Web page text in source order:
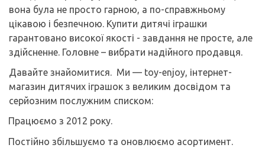
вона була не просто гарною, а по-справжньому
цікавою і безпечною. Купити дитячі іграшки
гарантовано високої якості - завдання не просте, але
здійсненне. Головне – вибрати надійного продавця.
Давайте знайомитися. Ми — toy-enjoy, інтернет-
магазин дитячих іграшок з великим досвідом та
серйозним послужним списком:
Працюємо з 2012 року.
Постійно збільшуємо та оновлюємо асортимент.